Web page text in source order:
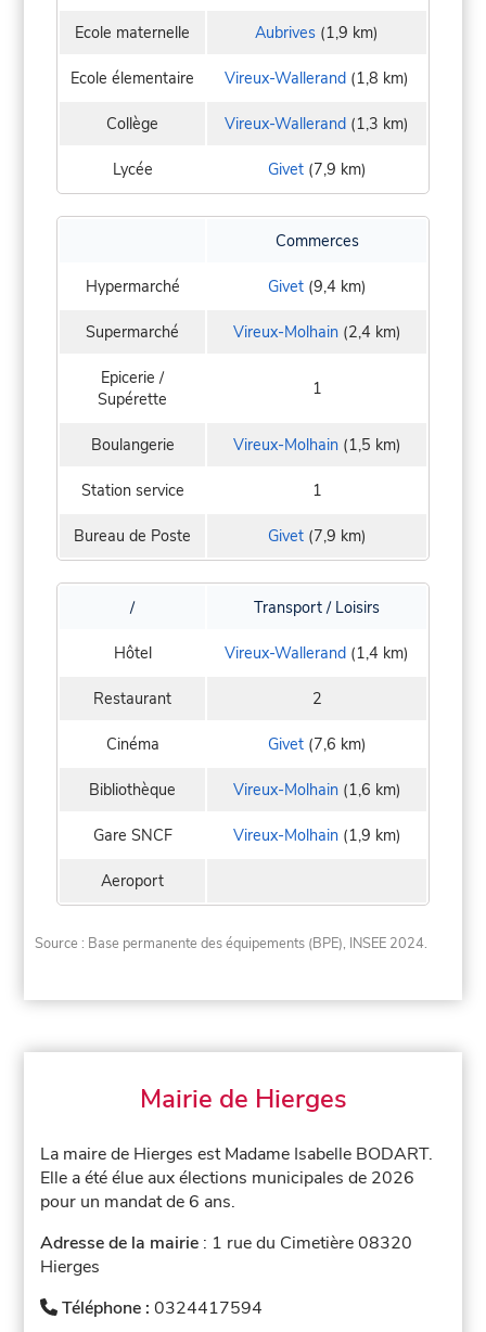
Ecole maternelle Aubrives (1,9 km)
Ecole élementaire Vireux-Wallerand (1,8 km)
Collège Vireux-Wallerand (1,3 km)
Lycée Givet(7,9 km)
Commerces
Hypermarché Givet(9,4 km)
Supermarché Vireux-Molhain(2,4 km)
Epicerie /
Supérette
1
Boulangerie Vireux-Molhain(1,5 km)
Station service 1
Bureau de Poste Givet(7,9 km)
/ Transport / Loisirs
Hôtel Vireux-Wallerand (1,4 km)
Restaurant 2
Cinéma Givet(7,6 km)
Bibliothèque Vireux-Molhain(1,6 km)
Gare SNCF Vireux-Molhain(1,9 km)
Aeroport
Source : Base permanente des équipements (BPE), INSEE 2024.
Mairie de Hierges
La maire de Hierges est Madame Isabelle BODART.
Elle a été élue aux élections municipales de 2026
pour un mandat de 6 ans.
Adresse de la mairie : 1 rue du Cimetière 08320
Hierges
Téléphone :0324417594